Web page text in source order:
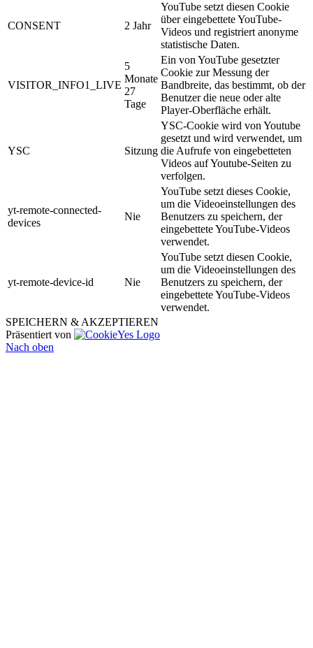
CONSENT 2 Jahr
YouTube setzt diesen Cookie
über eingebettete YouTube-
Videos und registriert anonyme
statistische Daten.
VISITOR_INFO1_LIVE
5
Monate
27
Tage
Ein von YouTube gesetzter
Cookie zur Messung der
Bandbreite, das bestimmt, ob der
Benutzer die neue oder alte
Player-Oberfläche erhält.
YSC Sitzung
YSC-Cookie wird von Youtube
gesetzt und wird verwendet, um
die Aufrufe von eingebetteten
Videos auf Youtube-Seiten zu
verfolgen.
yt-remote-connected-
devices
Nie
YouTube setzt dieses Cookie,
um die Videoeinstellungen des
Benutzers zu speichern, der
eingebettete YouTube-Videos
verwendet.
yt-remote-device-id Nie
YouTube setzt diesen Cookie,
um die Videoeinstellungen des
Benutzers zu speichern, der
eingebettete YouTube-Videos
verwendet.
SPEICHERN & AKZEPTIEREN
Präsentiert von
Nach oben